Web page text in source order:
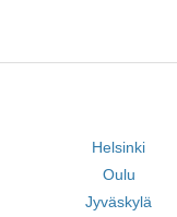
Helsinki
Oulu
Jyväskylä